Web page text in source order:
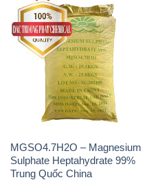
MGSO4.7H2O – Magnesium
Sulphate Heptahydrate 99%
Trung Quốc China